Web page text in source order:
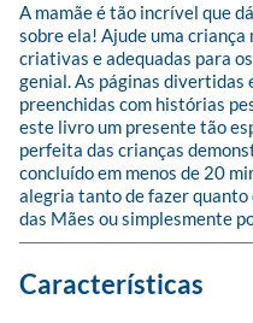
A mamãe é tão incrível que
sobre ela! Ajude uma criança
criativas e adequadas para
genial. As páginas divertidas
preenchidas com histórias
este livro um presente tão
perfeita das crianças
concluído em menos de 20
alegria tanto de fazer quanto
das Mães ou simplesmente